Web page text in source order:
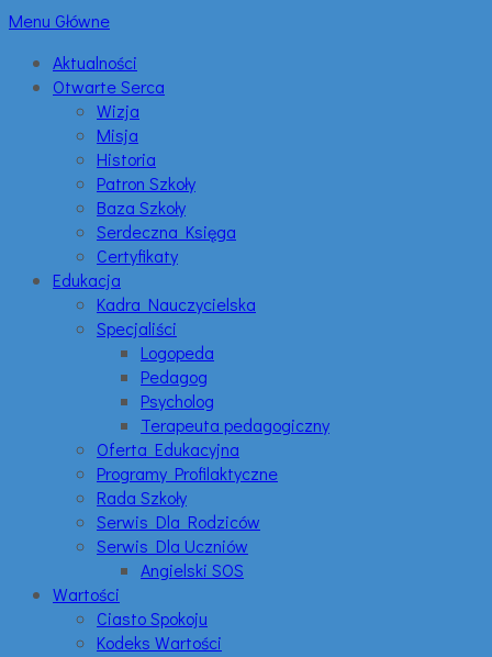
Menu Główne
Aktualności
Otwarte Serca
Wizja
Misja
Historia
Patron Szkoły
Baza Szkoły
Serdeczna Księga
Certyfikaty
Edukacja
Kadra Nauczycielska
Specjaliści
Logopeda
Pedagog
Psycholog
Terapeuta pedagogiczny
Oferta Edukacyjna
Programy Profilaktyczne
Rada Szkoły
Serwis Dla Rodziców
Serwis Dla Uczniów
Angielski SOS
Wartości
Ciasto Spokoju
Kodeks Wartości